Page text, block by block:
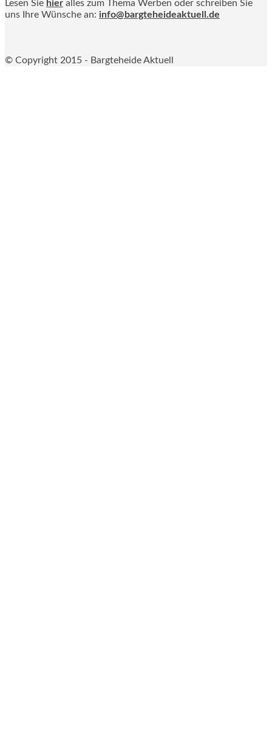
Lesen Sie hier alles zum Thema Werben oder schreiben Sie
uns Ihre Wünsche an: info@bargteheideaktuell.de
© Copyright 2015 - Bargteheide Aktuell